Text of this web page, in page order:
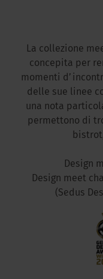
La collezione
concepita per
momenti
delle sue linee
una nota
permettono di
Design
Design meet
(Sedus